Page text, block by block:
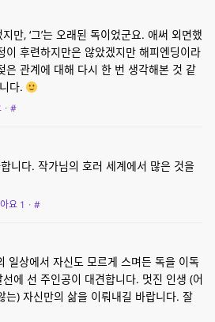
만, ‘그’는 오래된 독이었군요. 애써 외면했
이 후련하지만은 않았겠지만 해피엔딩이라
은 관계에 대해 다시 한 번 생각해본 것 같
다.
· #
니다. 작가님의 호러 세계에서 많은 것을
요 1 · #
일상에서 자신도 모르게 스며든 독을 이독
에 선 주인공이 대견합니다. 멋진 인생 (어
는) 자신만의 삶을 이뤄내길 바랍니다. 잘